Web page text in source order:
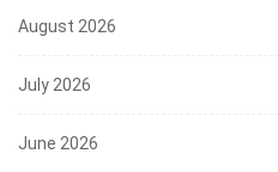
August 2026
July 2026
June 2026